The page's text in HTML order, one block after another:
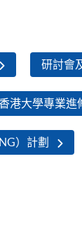
研討會
港大學專業進
）計劃